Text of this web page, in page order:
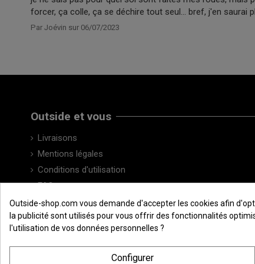
forcer, ça colle, ça se déchire tout seul... bref, j'en saurai
Par Joévin sur 06/07/2023
Outside et vous
Livraisons
Mentions légales
Conditions d'utilisation
FAQ
Contactez-nous
Outside-shop.com vous demande d'accepter les cookies afin
la publicité sont utilisés pour vous offrir des fonctionnalités
l'utilisation de vos données personnelles ?
Configurer